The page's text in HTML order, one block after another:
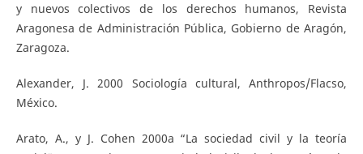
y nuevos colectivos de los derechos humanos, Revista
Aragonesa de Administración Pública, Gobierno de Aragón,
Zaragoza.
Alexander, J. 2000 Sociología cultural, Anthropos/Flacso,
México.
Arato, A., y J. Cohen 2000a “La sociedad civil y la teoría